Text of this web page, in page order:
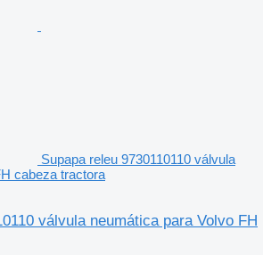
Supapa releu 9730110110 válvula
cabeza tractora
válvula neumática para Volvo FH